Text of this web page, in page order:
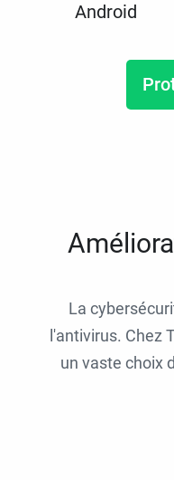
Android
La
l'antivirus. Chez
un vaste choix